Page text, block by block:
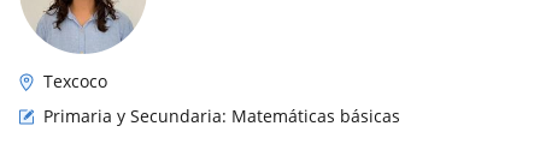
Texcoco
Primaria y Secundaria: Matemáticas básicas